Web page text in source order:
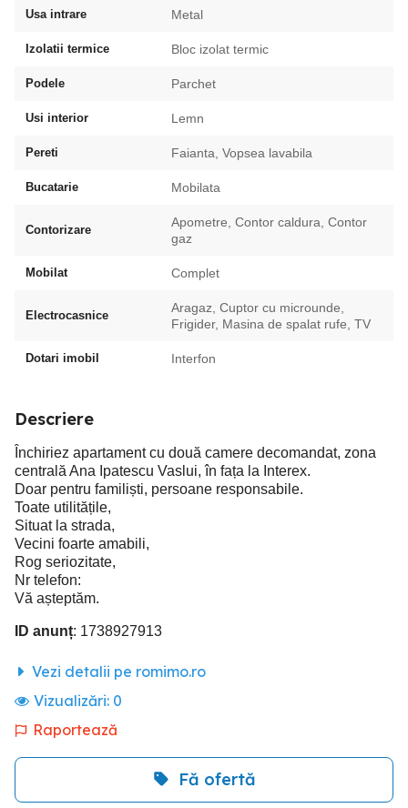
Usa intrare Metal
Izolatii termice Bloc izolat termic
Podele Parchet
Usi interior Lemn
Pereti Faianta, Vopsea lavabila
Bucatarie Mobilata
Contorizare
Apometre, Contor caldura, Contor
gaz
Mobilat Complet
Electrocasnice
Aragaz, Cuptor cu microunde,
Frigider, Masina de spalat rufe, TV
Dotari imobil Interfon
Descriere
Închiriez apartament cu două camere decomandat, zona
centrală Ana Ipatescu Vaslui, în fața la Interex.
Doar pentru familiști, persoane responsabile.
Toate utilitățile,
Situat la strada,
Vecini foarte amabili,
Rog seriozitate,
Nr telefon:
Vă așteptăm.
ID anunț: 1738927913
Vezi detalii pe romimo.ro
Vizualizări: 0
Raportează
Fă ofertă